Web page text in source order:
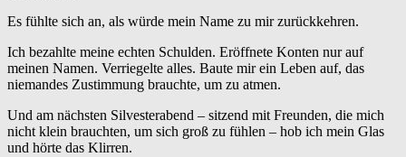
Es fühlte sich an, als würde mein Name zu mir zurückkehren.
Ich bezahlte meine echten Schulden. Eröffnete Konten nur auf
meinen Namen. Verriegelte alles. Baute mir ein Leben auf, das
niemandes Zustimmung brauchte, um zu atmen.
Und am nächsten Silvesterabend – sitzend mit Freunden, die mich
nicht klein brauchten, um sich groß zu fühlen – hob ich mein Glas
und hörte das Klirren.